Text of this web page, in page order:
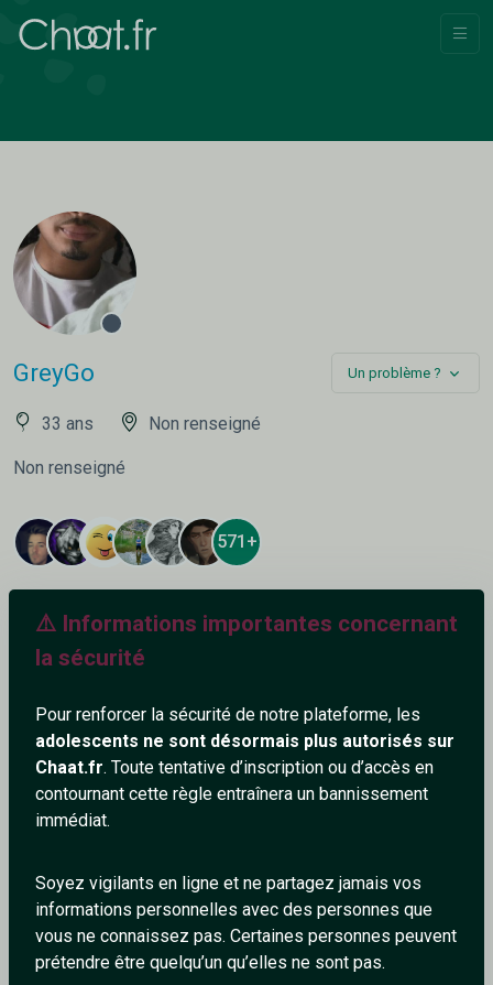
⚠️ Informations importantes concernant
la sécurité
Pour renforcer la sécurité de notre plateforme, les
adolescents ne sont désormais plus autorisés sur
Chaat.fr. Toute tentative d’inscription ou d’accès en
contournant cette règle entraînera un bannissement
immédiat.
Soyez vigilants en ligne et ne partagez jamais vos
informations personnelles avec des personnes que
vous ne connaissez pas. Certaines personnes peuvent
prétendre être quelqu’un qu’elles ne sont pas.
GreyGo Un problème ?
33 ans Non renseigné
Non renseigné
571+
Ajouter un commentaire (1)
GreyGo 1/4/2025
Cool
0
Répondre